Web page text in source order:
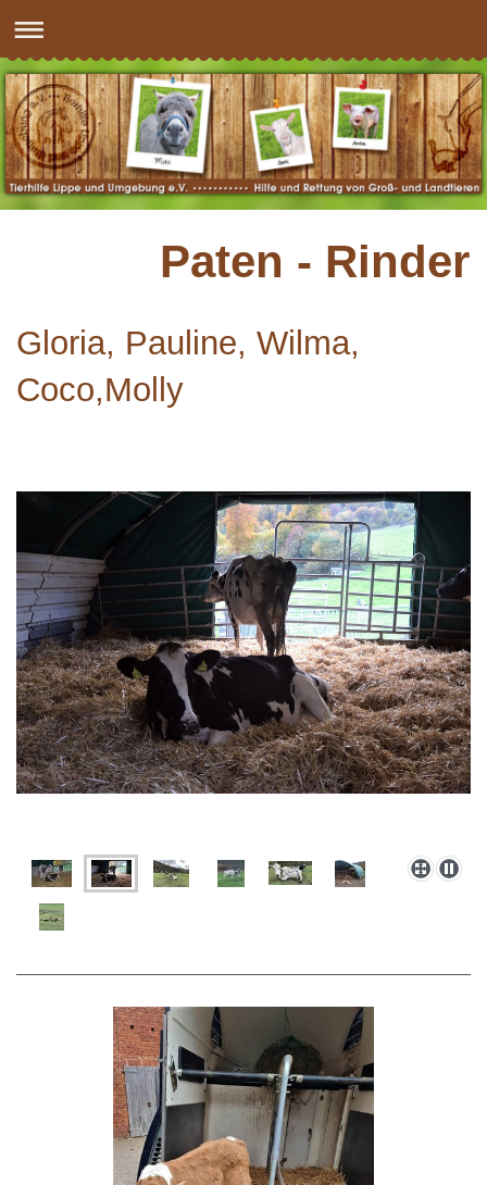
Paten - Rinder
Gloria, Pauline, Wilma,
Coco,Molly